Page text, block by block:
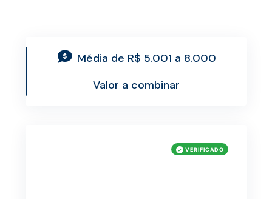
Média de R$ 5.001 a 8.000
Valor a combinar